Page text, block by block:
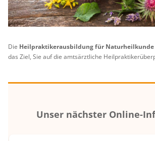
Die Heilpraktikerausbildung für Naturheilkunde
das Ziel, Sie auf die amtsärztliche
Unser nächster Online-